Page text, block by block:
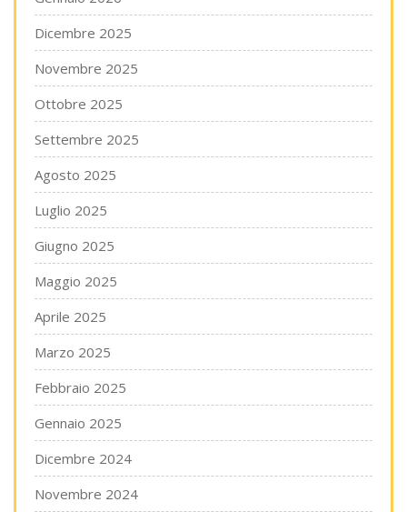
Dicembre 2025
Novembre 2025
Ottobre 2025
Settembre 2025
Agosto 2025
Luglio 2025
Giugno 2025
Maggio 2025
Aprile 2025
Marzo 2025
Febbraio 2025
Gennaio 2025
Dicembre 2024
Novembre 2024